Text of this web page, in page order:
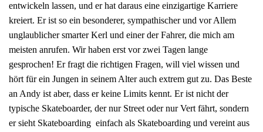
entwickeln lassen, und er hat daraus eine einzigartige Karriere
kreiert. Er ist so ein besonderer, sympathischer und vor Allem
unglaublicher smarter Kerl und einer der Fahrer, die mich am
meisten anrufen. Wir haben erst vor zwei Tagen lange
gesprochen! Er fragt die richtigen Fragen, will viel wissen und
hört für ein Jungen in seinem Alter auch extrem gut zu. Das Beste
an Andy ist aber, dass er keine Limits kennt. Er ist nicht der
typische Skateboarder, der nur Street oder nur Vert fährt, sondern
er sieht Skateboarding einfach als Skateboarding und vereint aus